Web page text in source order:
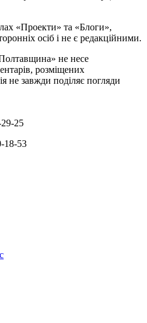
«Проекти» та «Блоги»,
осіб і не є редакційними.
не несе
розміщених
не завжди поділяє погляди
25
18-53